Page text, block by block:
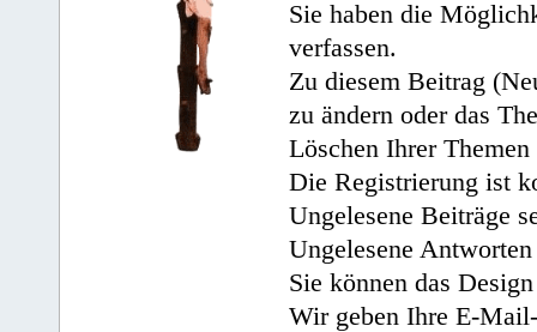
Sie haben die
verfassen.
Zu diesem Beitrag
zu ändern oder das
Löschen Ihrer
Die Registrierung ist
Ungelesene Beiträge
Ungelesene
Sie können das
Wir geben Ihre E-